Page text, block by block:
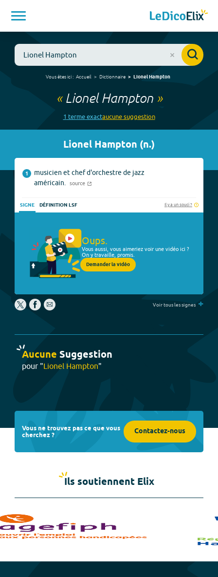
Vous êtes ici : Accueil Dictionnaire Lionel Hampton
« Lionel Hampton»
1 termeexactaucunesuggestion
Lionel Hampton (n.)
1
musicien et chef d'orchestre de jazz
américain.
source
SIGNE DÉFINITION LSF Il y a un souci ?
Oups.
Vous aussi, vous aimeriez voir une vidéo ici ?
On y travaille, promis.
Demander la vidéo
Voir tous les signes +
Aucune Suggestion
pour "Lionel Hampton"
Vous ne trouvez pas ce que vous
cherchez ? Contactez-nous
Ils soutiennent Elix